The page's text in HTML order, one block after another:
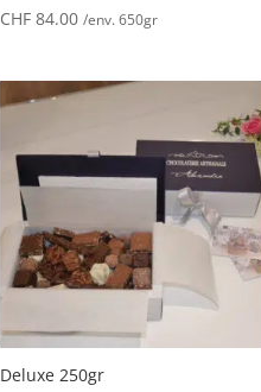
CHF84.00 /env. 650gr
Deluxe 250gr